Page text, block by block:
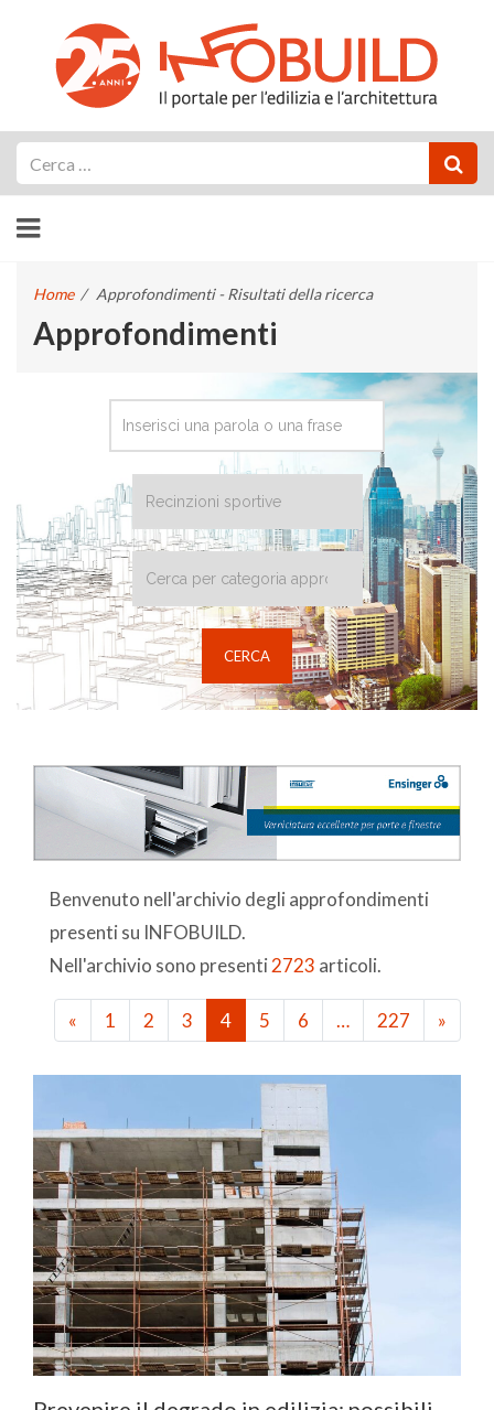
Home / Approfondimenti - Risultati della ricerca
Approfondimenti
Benvenuto nell'archivio degli approfondimenti
presenti su INFOBUILD.
Nell'archivio sono presenti 2723 articoli.
« 1 2 3 4 5 6 … 227 »